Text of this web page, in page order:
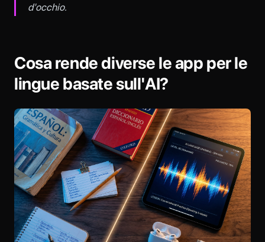
d'occhio.
Cosa rende diverse le app per le
lingue basate sull'AI?